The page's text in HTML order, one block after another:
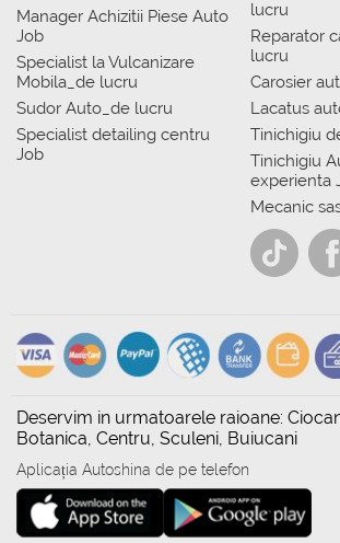
Manager Achizitii Piese Auto
Job
Specialist la Vulcanizare
Mobila_de lucru
Sudor Auto_de lucru
Specialist detailing centru
Job
lucru
Reparator
lucru
Carosier
Lacatus
Tinichigiu
Tinichigiu
experienta
Mecanic
Deservim in urmatoarele raioane:
Botanica, Centru, Sculeni, Buiucani
Aplicația Autoshina de pe telefon